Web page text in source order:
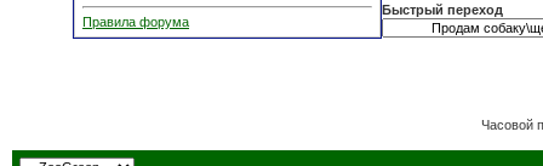
Правила форума
Быстрый переход
Часовой